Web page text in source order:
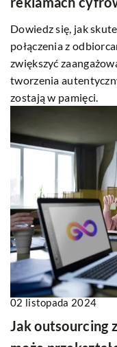
Dowiedz się, jak
połączenia z
zwiększyć
tworzenia
zostają w pamięci.
02 listopada 2024
Jak outsourcing